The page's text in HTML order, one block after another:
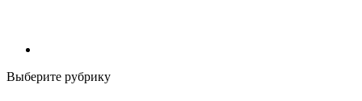
Выберите рубрику